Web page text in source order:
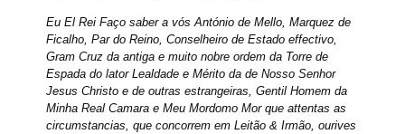
Eu El Rei Faço saber a vós António de Mello, Marquez de
Ficalho, Par do Reino, Conselheiro de Estado effectivo,
Gram Cruz da antiga e muito nobre ordem da Torre de
Espada do lator Lealdade e Mérito da de Nosso Senhor
Jesus Christo e de outras estrangeiras, Gentil Homem da
Minha Real Camara e Meu Mordomo Mor que attentas as
circumstancias, que concorrem em Leitão & Irmão, ourives